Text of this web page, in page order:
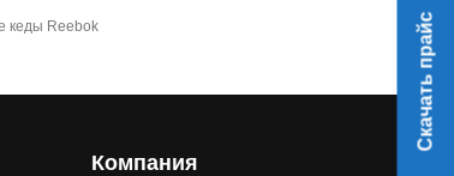
кеды Reebok
Компания
Скачать прайс